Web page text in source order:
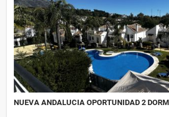
NUEVA ANDALUCIA OPORTUNIDAD 2